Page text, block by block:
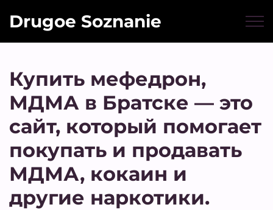
Drugoe Soznanie
Купить мефедрон,
МДМА в Братске — это
сайт, который помогает
покупать и продавать
МДМА, кокаин и
другие наркотики.